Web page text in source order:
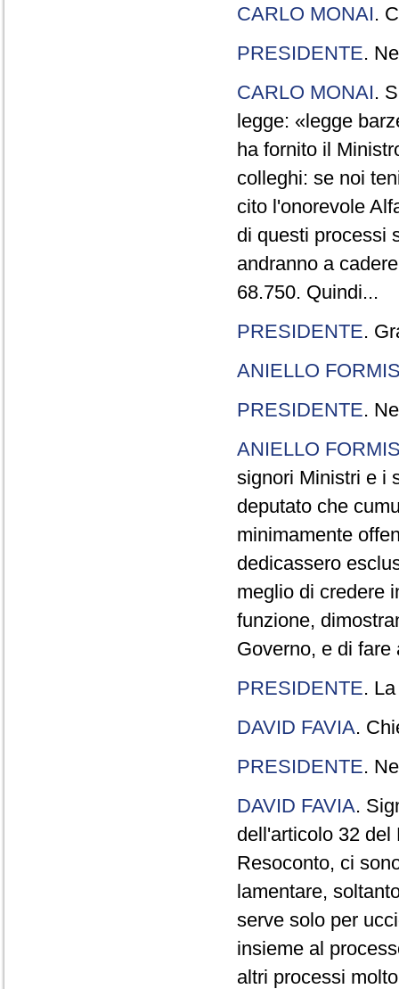
CARLO MONAI.
PRESIDENTE.
CARLO MONAI.
legge: «legge
ha fornito il
colleghi: se noi
cito l'onorevole
di questi processi
andranno a
68.750. Quindi...
PRESIDENTE.
ANIELLO
PRESIDENTE.
ANIELLO
signori Ministri e i
deputato che
minimamente
dedicassero
meglio di credere
funzione,
Governo, e di
PRESIDENTE.
DAVID FAVIA.
PRESIDENTE.
DAVID FAVIA.
dell'articolo 32 del
Resoconto, ci
lamentare,
serve solo per
insieme al
altri processi